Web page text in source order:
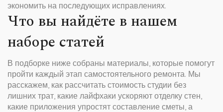
экономить на последующих исправлениях.
Что вы найдёте в нашем
наборе статей
В подборке ниже собраны материалы, которые помогут
пройти каждый этап самостоятельного ремонта. Мы
расскажем, как рассчитать стоимость студии без
лишних трат, какие лайфхаки ускоряют отделку стен,
какие приложения упростят составление сметы, а